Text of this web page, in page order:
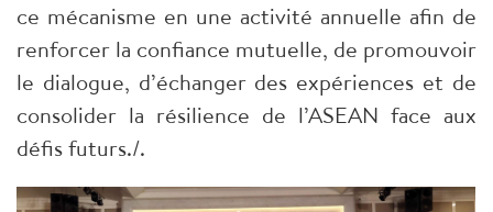
ce mécanisme en une activité annuelle afin de
renforcer la confiance mutuelle, de promouvoir
le dialogue, d’échanger des expériences et de
consolider la résilience de l’ASEAN face aux
défis futurs./.